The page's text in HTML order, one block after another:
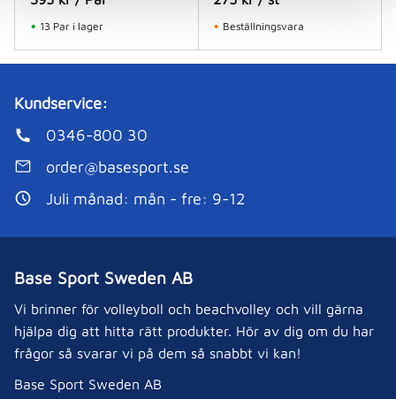
13 Par i lager Beställningsvara
Kundservice:
0346-800 30
order@basesport.se
Juli månad: mån - fre: 9-12
Base Sport Sweden AB
Vi brinner för volleyboll och beachvolley och vill gärna
hjälpa dig att hitta rätt produkter. Hör av dig om du har
frågor så svarar vi på dem så snabbt vi kan!
Base Sport Sweden AB